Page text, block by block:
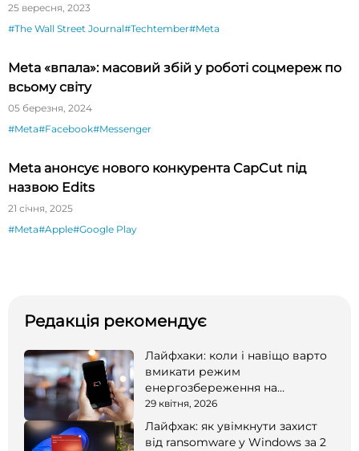
25 вересня, 2023
#The Wall Street Journal#Techtember#Meta
Meta «впала»: масовий збій у роботі соцмереж по
всьому світу
05 березня, 2024
#Meta#Facebook#Messenger
Meta анонсує нового конкурента CapCut під
назвою Edits
21 січня, 2025
#Meta#Apple#Google Play
Редакція рекомендує
Лайфхаки: коли і навіщо варто
вмикати режим
енергозбереження на
смартфоні
29 квітня, 2026
Лайфхак: як увімкнути захист
від ransomware у Windows за 2